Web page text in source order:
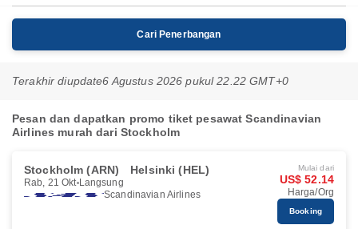
Cari Penerbangan
Terakhir diupdate6 Agustus 2026 pukul 22.22 GMT+0
Pesan dan dapatkan promo tiket pesawat Scandinavian
Airlines murah dari Stockholm
Stockholm (ARN) Helsinki (HEL)
Rab, 21 Okt Langsung
Scandinavian Airlines
Mulai dari
US$ 52.14
Harga/Org
Booking